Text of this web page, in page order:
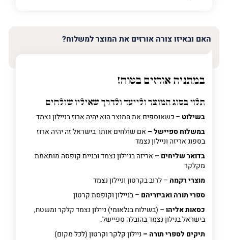
האם ובאיזו צורה אורזים את המוצר למשלוח?
במתניה אורזים בטוח!
תלוי בסוג המוצר ולייעד ולדרך שאיליו שולחים
בשילוט – כשאוספים את המוצר הוא יהיה ארוז בניילון נצמד
במשלוח ספיישל – אם שולחים אותו בישראל זה יהיה ארוז
בספוג אריזה וניילון נצמד
בדואר שליחים – אריזה בניילון נצמד ובניית קופסה מותאמת
מקלקר
מוצרי רקמה – לרוב בקרטון וניילון נצמד
ספרי תורה ואביזריהם – בניילון וקופסת קרטון
כסאות אליהו– (בשילוח בנלאומי) ניילון נצמד קלקר ומשטח,
בישראל בנילון נצמד בהובלה ספיישל.
תיקים לספרי תורה – ניילון קלקר וקרטון (לכל מקום)